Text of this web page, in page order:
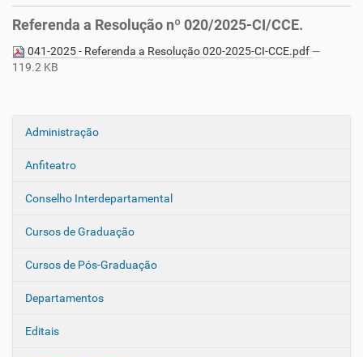
N
e
a
ç
o
Administração
Anfiteatro
Conselho Interdepartamental
Cursos de Graduação
Cursos de Pós-Graduação
Departamentos
Editais
Referenda a Resolução nº 020/2025-CI/CCE.
041-2025 - Referenda a Resolução 020-2025-CI-CCE.pdf—
119.2 KB